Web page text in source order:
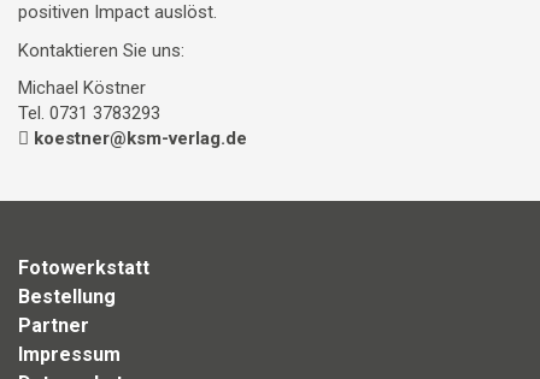
positiven Impact auslöst.
Kontaktieren Sie uns:
Michael Köstner
Tel. 0731 3783293
koestner@ksm-verlag.de
Fotowerkstatt
Bestellung
Partner
Impressum